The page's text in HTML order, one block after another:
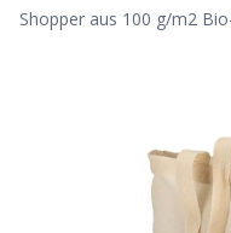
Shopper aus 100 g/m2